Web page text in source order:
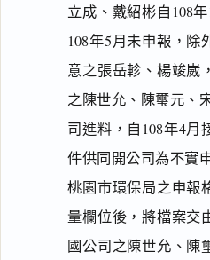
立成、戴紹彬自108
108年5月未申報，除
意之張岳軫、楊竣崴
之陳世允、陳璽元、
司進料，自108年4月
件供同開公司為不實
桃園市環保局之申報
量欄位後，將檔案交
國公司之陳世允、陳